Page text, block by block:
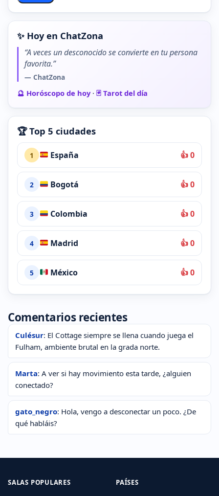
✨ Hoy en ChatZona
“A veces un desconocido se convierte en tu persona
favorita.”
— ChatZona
🔮 Horóscopo de hoy· 🃏 Tarot del día
🏆 Top 5 ciudades
1 España 👍 0
2 Bogotá 👍 0
3 Colombia 👍 0
4 Madrid 👍 0
5 México 👍 0
Comentarios recientes
Culésur: El Cottage siempre se llena cuando juega el
Fulham, ambiente brutal en la grada norte.
Marta: A ver si hay movimiento esta tarde, ¿alguien
conectado?
gato_negro: Hola, vengo a desconectar un poco. ¿De
qué habláis?
SALAS POPULARES PAÍSES